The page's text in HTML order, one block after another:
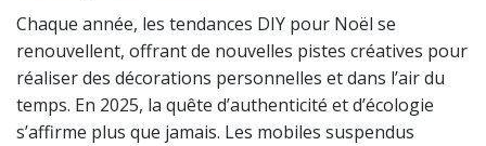
Chaque année, les tendances DIY pour Noël se
renouvellent, offrant de nouvelles pistes créatives pour
réaliser des décorations personnelles et dans l’air du
temps. En 2025, la quête d’authenticité et d’écologie
s’affirme plus que jamais. Les mobiles suspendus